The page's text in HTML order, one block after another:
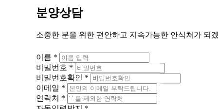
분양상담
소중한 분을 위한 편안하고 지속가능한 안식처가 되
이름 *
비밀번호*
비밀번호확인*
이메일*
연락처 *
자동입력방지*